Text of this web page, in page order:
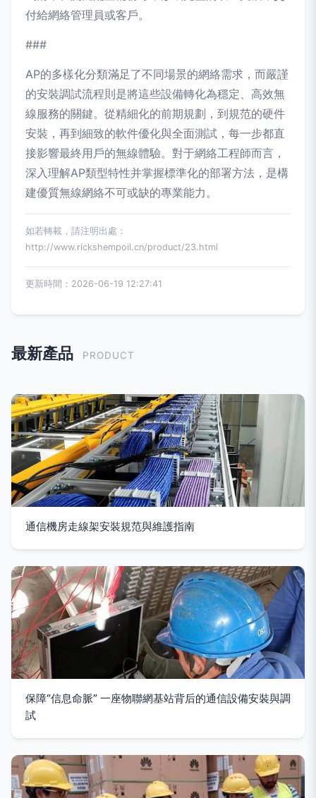
付給網絡管理員或客戶。
###
AP的多樣化分類滿足了不同場景的網絡需求，而嚴謹
的安裝調試流程則是將這些設備轉化為穩定、高效無
線服務的關鍵。從精細化的前期規劃，到規范的硬件
安裝，再到細致的軟件優化與全面測試，每一步都直
接影響最終用戶的無線體驗。對于網絡工程師而言，
深入理解AP類型特性并掌握標準化的部署方法，是構
建優質無線網絡不可或缺的專業能力。
如若轉載，請注明出處：
http://www.rickshempoil.cn/product/23.html
更新時間：2026-06-19 12:27:41
最新產品 PRODUCT
通信機房走線架安裝規范與維護指南
保障“信息命脈” 一座物聯網基站背后的通信設備安裝與調
試